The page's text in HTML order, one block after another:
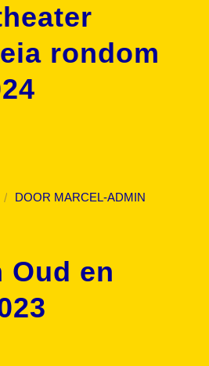
rondom
/ DOOR MARCEL-ADMIN
Oud en